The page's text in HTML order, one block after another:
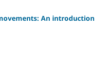
An introduction